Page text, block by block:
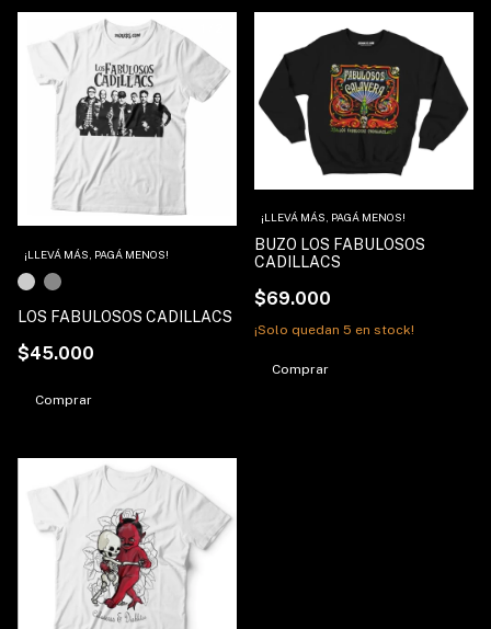
LOS FABULOSOS CADILLACS
$45.000
¡LLEVÁ MÁS, PAGÁ MENOS!
Comprar
BUZO LOS FABULOSOS
CADILLACS
$69.000
¡LLEVÁ MÁS, PAGÁ MENOS!
¡Solo quedan 5 en stock!
Comprar